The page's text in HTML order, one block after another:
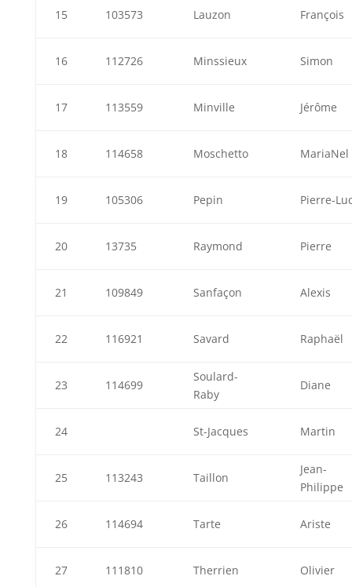
15 103573 Lauzon François
16 112726 Minssieux Simon
17 113559 Minville Jérôme
18 114658 Moschetto MariaNel
19 105306 Pepin Pierre-
20 13735 Raymond Pierre
21 109849 Sanfaçon Alexis
22 116921 Savard Raphaël
23 114699
Soulard-
Raby
Diane
24 St-Jacques Martin
25 113243 Taillon
Jean-
Philippe
26 114694 Tarte Ariste
27 111810 Therrien Olivier